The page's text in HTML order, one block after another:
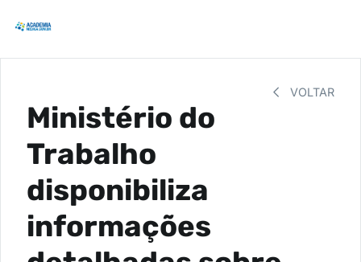
VOLTAR
Ministério do
Trabalho
disponibiliza
informações